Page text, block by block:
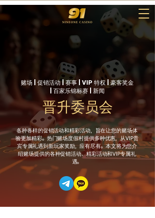
赌场 | 促销活动 | 赛事 | VIP 特权 | 豪客奖金
| 百家乐锦标赛 | 新闻
晋升委员会
各种各样的促销活动和精彩活动，旨在让您的赌场体
验更加精彩。热门赌场度假村提供多种优惠，从VIP贵
宾专属礼遇到新玩家奖励，应有尽有。本文将为您介
绍赌场提供的各种促销活动、精彩活动和VIP专属礼
遇。